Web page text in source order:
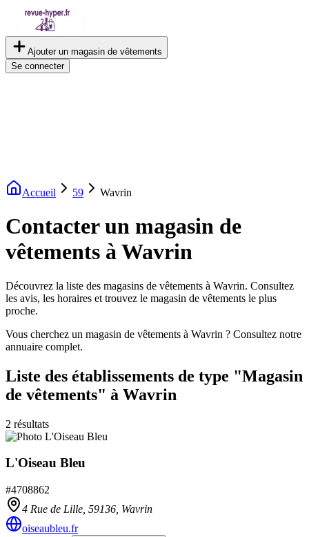
Ajouter un magasin de vêtements
Se connecter
Accueil 59 Wavrin
Contacter un magasin de
vêtements à Wavrin
Découvrez la liste des magasins de vêtements à Wavrin. Consultez
les avis, les horaires et trouvez le magasin de vêtements le plus
proche.
Vous cherchez un magasin de vêtements à Wavrin ? Consultez notre
annuaire complet.
Liste des établissements de type "Magasin
de vêtements" à Wavrin
2 résultats
L'Oiseau Bleu
#4708862
4 Rue de Lille, 59136 Wavrin
oiseaubleu.fr